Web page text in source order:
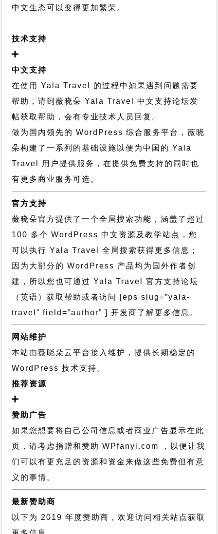
中文生态可以变得更加繁荣。
技术支持
中文支持
在使用 Yala Travel 的过程中如果遇到问题需要
帮助，请到薇晓朵 Yala Travel 中文支持论坛发
帖获取帮助，会有专业技术人员回复。
做为国内领先的 WordPress 综合服务平台，薇晓
朵构建了一系列的基础设施以便为中国的 Yala
Travel 用户提供服务，在提供免费支持的同时也
有更多商业服务可选。
官方支持
薇晓朵官方提供了一个全局搜索功能，涵盖了超过
100 多个 WordPress 中文资源及教学站点，您
可以执行 Yala Travel 全局搜索获得更多信息；
因为大部分的 WordPress 产品均为国外作者创
建，所以您也可通过Yala Travel 官方支持论坛
（英语）获取帮助或者访问 [eps slug=”yala-
travel” field=”author” ] 开发商了解更多信息。
网站维护
本站由薇晓朵云平台接入维护，提供长期稳定的
WordPress 技术支持 。
推荐资源
赞助广告
如果您想要将自己公司信息或者商业广告显示在此
页，请考虑捐赠和赞助 WPfanyi.com ，以便让我
们可以有更充足的资源和资金来做这些免费但有意
义的事情。
最新赞助商
以下为 2019 年度赞助商，欢迎访问相关站点获取